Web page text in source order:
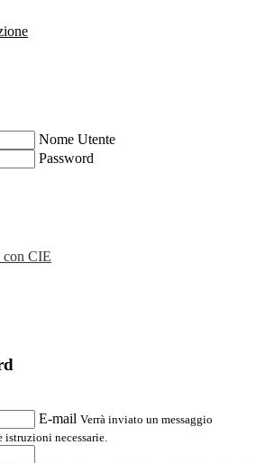
Nome Utente
Password
con CIE
E-mail Verrà inviato un messaggio
necessarie.